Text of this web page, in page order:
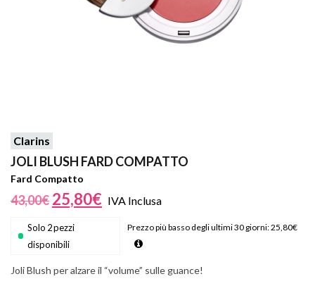
Clarins
JOLI BLUSH FARD COMPATTO
Fard Compatto
43,00€ 25,80€ IVA Inclusa
Solo 2 pezzi
disponibili
Prezzo più basso degli ultimi 30 giorni:25,80€
Joli Blush per alzare il “volume” sulle guance!